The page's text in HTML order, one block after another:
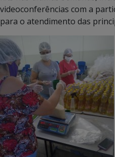
videoconferências com a
para o atendimento das